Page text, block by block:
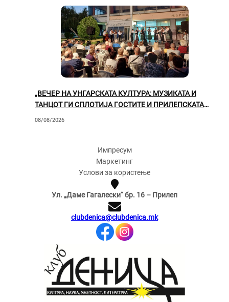
„ВЕЧЕР НА УНГАРСКАТА КУЛТУРА: МУЗИКАТА И
ТАНЦОТ ГИ СПЛОТИЈА ГОСТИТЕ И ПРИЛЕПСКАТА
08/08/2026
Импресум
Маркетинг
Услови за користење
Ул. „Даме Гагалески“ бр. 16 – Прилеп
clubdenica@clubdenica.mk